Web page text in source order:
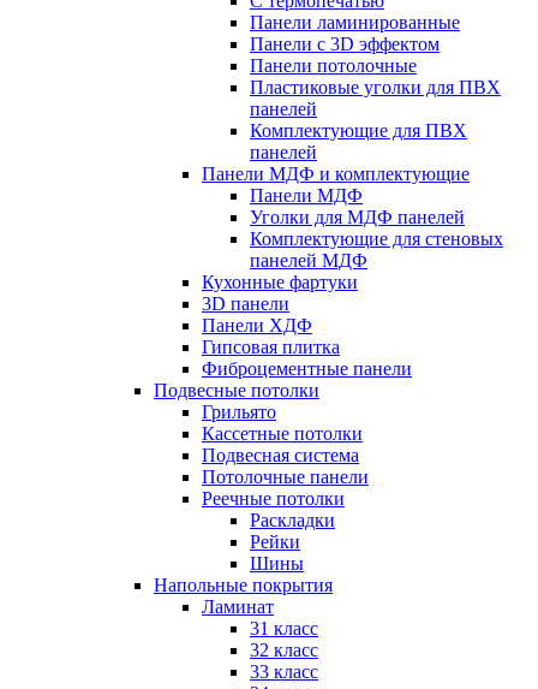
Панели ламинированные
Панели с 3D эффектом
Панели потолочные
Пластиковые уголки для ПВХ
панелей
Комплектующие для ПВХ
панелей
Панели МДФ и комплектующие
Панели МДФ
Уголки для МДФ панелей
Комплектующие для стеновых
панелей МДФ
Кухонные фартуки
3D панели
Панели ХДФ
Гипсовая плитка
Фиброцементные панели
Подвесные потолки
Грильято
Кассетные потолки
Подвесная система
Потолочные панели
Реечные потолки
Раскладки
Рейки
Шины
Напольные покрытия
Ламинат
31 класс
32 класс
33 класс